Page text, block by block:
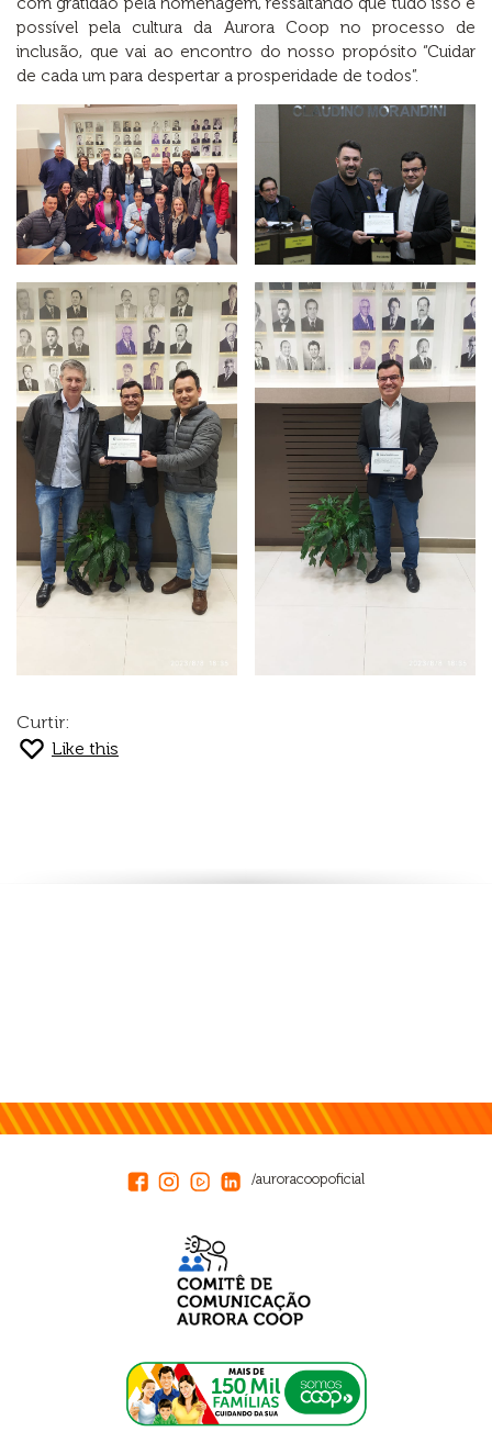
possível pela cultura da Aurora Coop no processo de
inclusão, que vai ao encontro do nosso propósito “Cuidar
de cada um para despertar a prosperidade de todos”.
Curtir:
Like this
/auroracoopoficial